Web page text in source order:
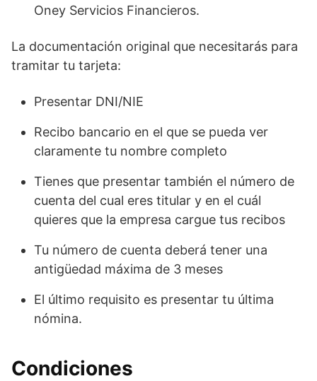
Oney Servicios Financieros.
La documentación original que necesitarás para
tramitar tu tarjeta:
Presentar DNI/NIE
Recibo bancario en el que se pueda ver
claramente tu nombre completo
Tienes que presentar también el número de
cuenta del cual eres titular y en el cuál
quieres que la empresa cargue tus recibos
Tu número de cuenta deberá tener una
antigüedad máxima de 3 meses
El último requisito es presentar tu última
nómina.
Condiciones